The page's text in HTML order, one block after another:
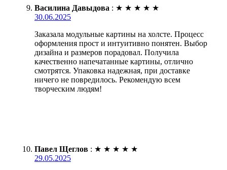
Василина Давыдова : ★ ★ ★ ★ ★
30.06.2025
Заказала модульные картины на холсте. Процесс
оформления прост и интуитивно понятен. Выбор
дизайна и размеров порадовал. Получила
качественно напечатанные картины, отлично
смотрятся. Упаковка надежная, при доставке
ничего не повредилось. Рекомендую всем
творческим людям!
Павел Щеглов : ★ ★ ★ ★ ★
29.05.2025